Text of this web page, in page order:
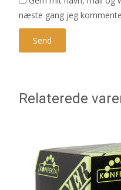
næste gang jeg
Relaterede